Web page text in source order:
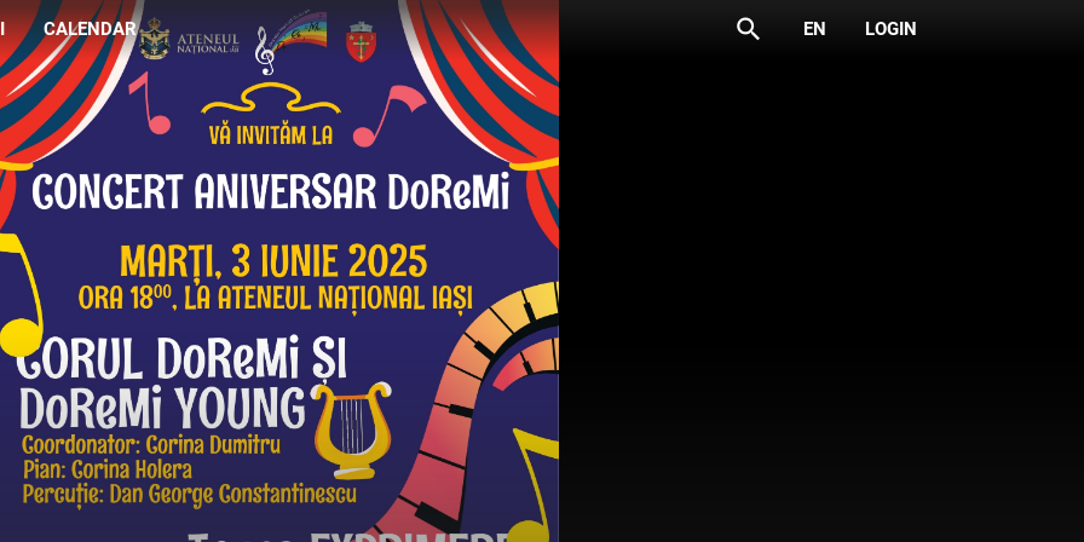
CALENDAR search EN LOGIN